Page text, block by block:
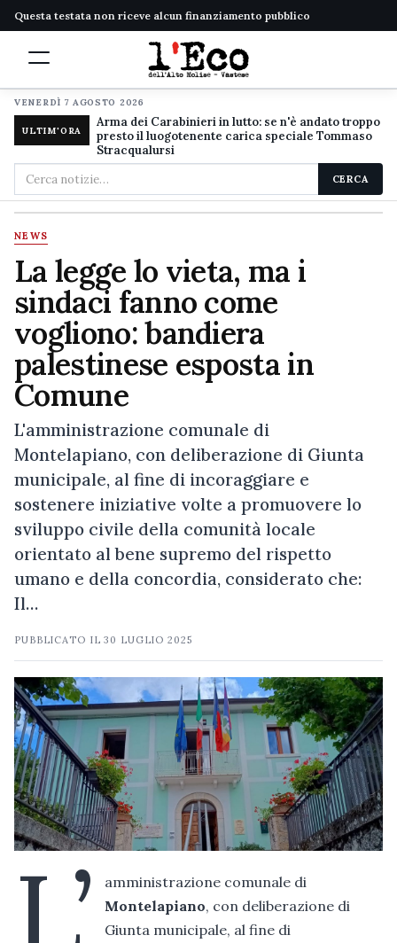
Questa testata non riceve alcun finanziamento pubblico
VENERDÌ 7 AGOSTO 2026
ULTIM'ORA
Arma dei Carabinieri in lutto: se n'è andato troppo
presto il luogotenente carica speciale Tommaso
Stracqualursi
Cerca
nel
sito
CERCA
NEWS
La legge lo vieta, ma i
sindaci fanno come
vogliono: bandiera
palestinese esposta in
Comune
L'amministrazione comunale di
Montelapiano, con deliberazione di Giunta
municipale, al fine di incoraggiare e
sostenere iniziative volte a promuovere lo
sviluppo civile della comunità locale
orientato al bene supremo del rispetto
umano e della concordia, considerato che:
Il…
PUBBLICATO IL30 LUGLIO 2025
amministrazione comunale di
Montelapiano, con deliberazione di
Giunta municipale, al fine di